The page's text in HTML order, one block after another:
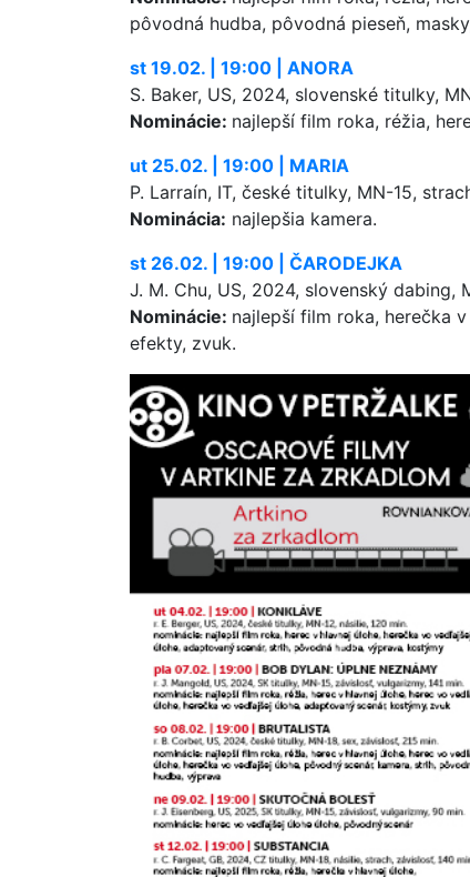
pôvodná hudba, pôvodná pieseň,
st 19.02. | 19:00 | ANORA
S. Baker, US, 2024, slovenské titulky,
Nominácie: najlepší film roka, réžia,
ut 25.02. | 19:00 | MARIA
P. Larraín, IT, české titulky, MN-15,
Nominácia: najlepšia kamera.
st 26.02. | 19:00 | ČARODEJKA
J. M. Chu, US, 2024, slovenský dabing,
Nominácie: najlepší film roka, herečka
efekty, zvuk.